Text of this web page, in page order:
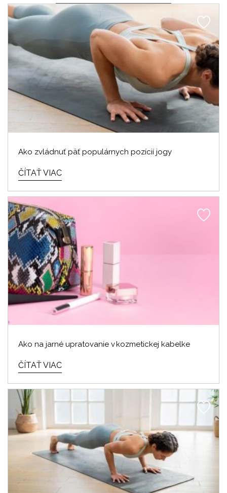
Ako zvládnuť päť populárnych pozícií jogy
ČÍTAŤ VIAC
Ako na jarné upratovanie v kozmetickej kabelke
ČÍTAŤ VIAC